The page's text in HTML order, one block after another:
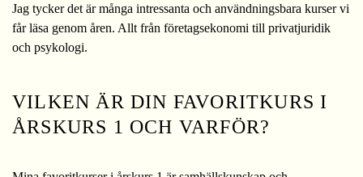
Jag tycker det är många intressanta och användningsbara kurser vi
får läsa genom åren. Allt från företagsekonomi till privatjuridik
och psykologi.
VILKEN ÄR DIN FAVORITKURS I
ÅRSKURS 1 OCH VARFÖR?